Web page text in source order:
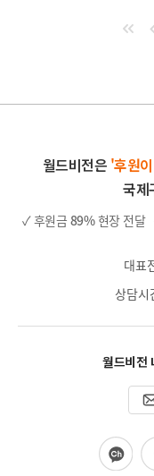
처
이
월드비전은 '후원
국제
✓ 후원금 89%현장 전달
대표
상담시
월드비전
카
카